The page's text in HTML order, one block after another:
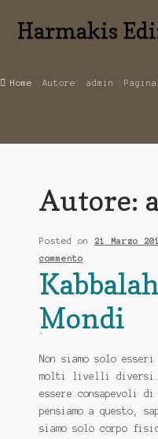
Vai
Vai
Harmakis
Chi Siamo
Servizi
PUBBLICA CON NOI
CONTATTI
Con la Gioconda e Leonardo sulla
Distribuzione
Home Autore: admin
Autore:
Posted on 21 Marzo
commento
Mondi
Non siamo solo
molti livelli
essere consapevoli
pensiamo a questo,
siamo solo corpo